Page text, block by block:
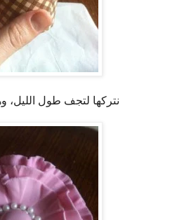
نتركها لتجف طول الليل،